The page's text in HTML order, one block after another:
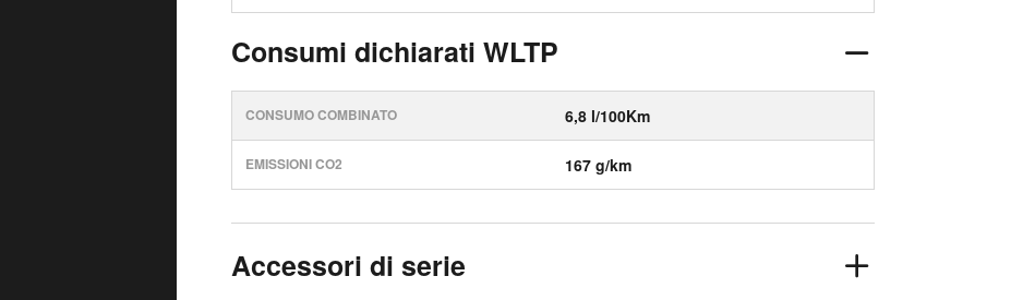
Consumi dichiarati WLTP
CONSUMO COMBINATO 6,8 l/100Km
EMISSIONI CO2 167 g/km
Accessori di serie